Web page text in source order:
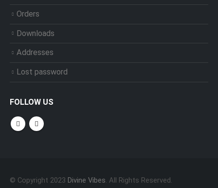
Orders
Downloads
Addresses
Lost password
FOLLOW US
© Copyright 2023 Divine Vibes. All Rights Reserved.